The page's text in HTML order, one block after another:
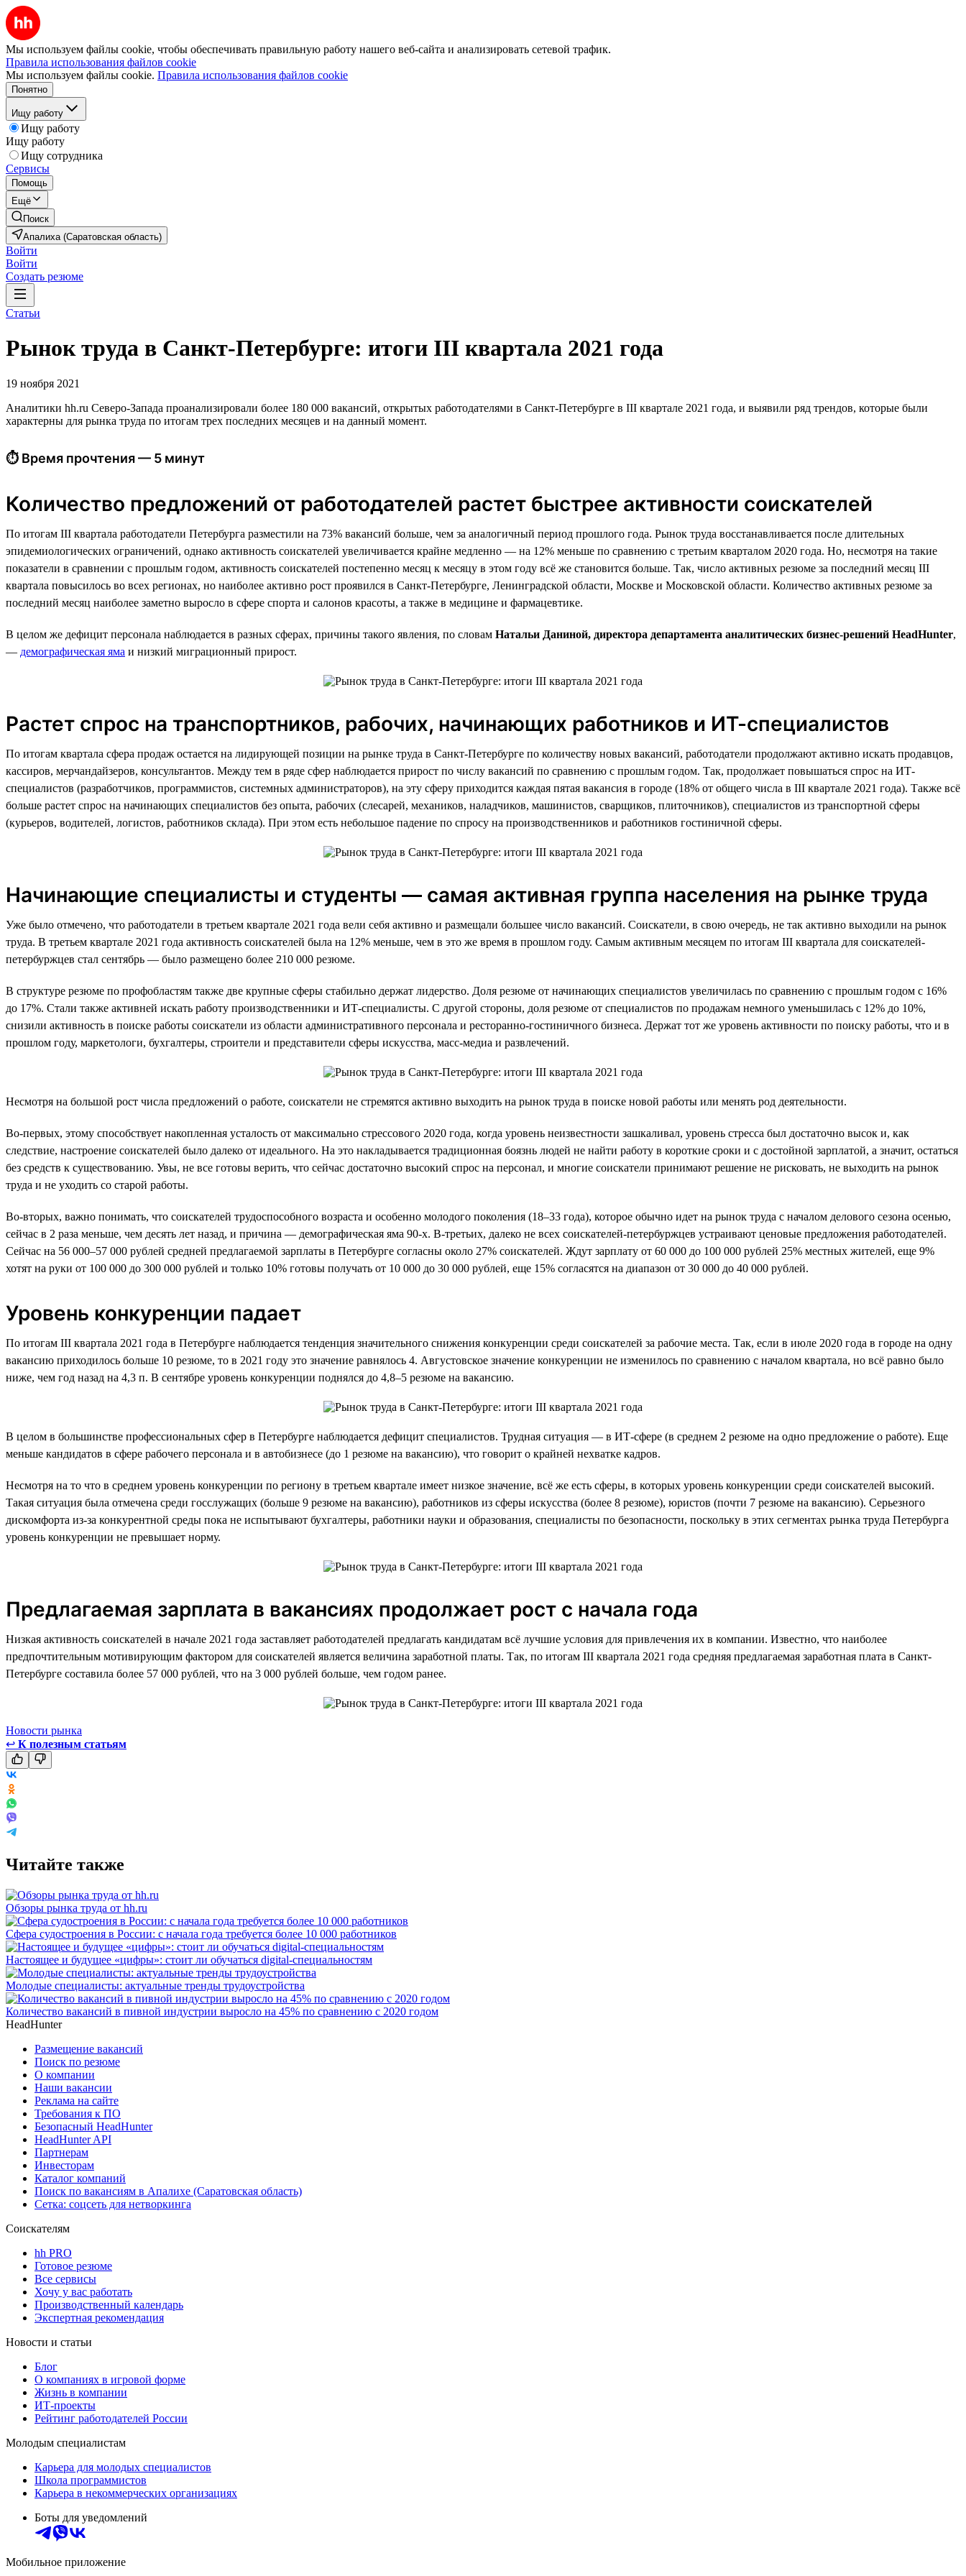
Мы используем файлы cookie, чтобы обеспечивать правильную работу нашего веб-сайта и анализировать сетевой трафик.
Правила использования файлов cookie
Мы используем файлы cookie. Правила использования файлов cookie
Понятно
Ищу работу
Ищу работу
Ищу работу
Ищу сотрудника
Сервисы
Помощь
Ещё
Поиск
Апалиха (Саратовская область)
Войти
Войти
Создать резюме
Статьи
Рынок труда в Санкт-Петербурге: итоги III квартала 2021 года
19 ноября 2021
Аналитики hh.ru Северо-Запада проанализировали более 180 000 вакансий, открытых работодателями в Санкт-Петербурге в III квартале 2021 года, и выявили ряд трендов, которые были
характерны для рынка труда по итогам трех последних месяцев и на данный момент.
⏱ Время прочтения — 5 минут
Количество предложений от работодателей растет быстрее активности соискателей
По итогам III квартала работодатели Петербурга разместили на 73% вакансий больше, чем за аналогичный период прошлого года. Рынок труда восстанавливается после длительных
эпидемиологических ограничений, однако активность соискателей увеличивается крайне медленно — на 12% меньше по сравнению с третьим кварталом 2020 года. Но, несмотря на такие
показатели в сравнении с прошлым годом, активность соискателей постепенно месяц к месяцу в этом году всё же становится больше. Так, число активных резюме за последний месяц III
квартала повысилось во всех регионах, но наиболее активно рост проявился в Санкт-Петербурге, Ленинградской области, Москве и Московской области. Количество активных резюме за
последний месяц наиболее заметно выросло в сфере спорта и салонов красоты, а также в медицине и фармацевтике.
В целом же дефицит персонала наблюдается в разных сферах, причины такого явления, по словам Натальи Даниной, директора департамента аналитических бизнес-решений HeadHunter,
— демографическая яма и низкий миграционный прирост.
Растет спрос на транспортников, рабочих, начинающих работников и ИТ-специалистов
По итогам квартала сфера продаж остается на лидирующей позиции на рынке труда в Санкт-Петербурге по количеству новых вакансий, работодатели продолжают активно искать продавцов,
кассиров, мерчандайзеров, консультантов. Между тем в ряде сфер наблюдается прирост по числу вакансий по сравнению с прошлым годом. Так, продолжает повышаться спрос на ИТ-
специалистов (разработчиков, программистов, системных администраторов), на эту сферу приходится каждая пятая вакансия в городе (18% от общего числа в III квартале 2021 года). Также всё
больше растет спрос на начинающих специалистов без опыта, рабочих (слесарей, механиков, наладчиков, машинистов, сварщиков, плиточников), специалистов из транспортной сферы
(курьеров, водителей, логистов, работников склада). При этом есть небольшое падение по спросу на производственников и работников гостиничной сферы.
Начинающие специалисты и студенты — самая активная группа населения на рынке труда
Уже было отмечено, что работодатели в третьем квартале 2021 года вели себя активно и размещали большее число вакансий. Соискатели, в свою очередь, не так активно выходили на рынок
труда. В третьем квартале 2021 года активность соискателей была на 12% меньше, чем в это же время в прошлом году. Самым активным месяцем по итогам III квартала для соискателей-
петербуржцев стал сентябрь — было размещено более 210 000 резюме.
В структуре резюме по профобластям также две крупные сферы стабильно держат лидерство. Доля резюме от начинающих специалистов увеличилась по сравнению с прошлым годом c 16%
до 17%. Стали также активней искать работу производственники и ИТ-специалисты. С другой стороны, доля резюме от специалистов по продажам немного уменьшилась с 12% до 10%,
снизили активность в поиске работы соискатели из области административного персонала и ресторанно-гостиничного бизнеса. Держат тот же уровень активности по поиску работы, что и в
прошлом году, маркетологи, бухгалтеры, строители и представители сферы искусства, масс-медиа и развлечений.
Несмотря на большой рост числа предложений о работе, соискатели не стремятся активно выходить на рынок труда в поиске новой работы или менять род деятельности.
Во-первых, этому способствует накопленная усталость от максимально стрессового 2020 года, когда уровень неизвестности зашкаливал, уровень стресса был достаточно высок и, как
следствие, настроение соискателей было далеко от идеального. На это накладывается традиционная боязнь людей не найти работу в короткие сроки и с достойной зарплатой, а значит, остаться
без средств к существованию. Увы, не все готовы верить, что сейчас достаточно высокий спрос на персонал, и многие соискатели принимают решение не рисковать, не выходить на рынок
труда и не уходить со старой работы.
Во-вторых, важно понимать, что соискателей трудоспособного возраста и особенно молодого поколения (18–33 года), которое обычно идет на рынок труда с началом делового сезона осенью,
сейчас в 2 раза меньше, чем десять лет назад, и причина — демографическая яма 90-х. В-третьих, далеко не всех соискателей-петербуржцев устраивают ценовые предложения работодателей.
Сейчас на 56 000–57 000 рублей средней предлагаемой зарплаты в Петербурге согласны около 27% соискателей. Ждут зарплату от 60 000 до 100 000 рублей 25% местных жителей, еще 9%
хотят на руки от 100 000 до 300 000 рублей и только 10% готовы получать от 10 000 до 30 000 рублей, еще 15% согласятся на диапазон от 30 000 до 40 000 рублей.
Уровень конкуренции падает
По итогам III квартала 2021 года в Петербурге наблюдается тенденция значительного снижения конкуренции среди соискателей за рабочие места. Так, если в июле 2020 года в городе на одну
вакансию приходилось больше 10 резюме, то в 2021 году это значение равнялось 4. Августовское значение конкуренции не изменилось по сравнению с началом квартала, но всё равно было
ниже, чем год назад на 4,3 п. В сентябре уровень конкуренции поднялся до 4,8–5 резюме на вакансию.
В целом в большинстве профессиональных сфер в Петербурге наблюдается дефицит специалистов. Трудная ситуация — в ИТ-сфере (в среднем 2 резюме на одно предложение о работе). Еще
меньше кандидатов в сфере рабочего персонала и в автобизнесе (до 1 резюме на вакансию), что говорит о крайней нехватке кадров.
Несмотря на то что в среднем уровень конкуренции по региону в третьем квартале имеет низкое значение, всё же есть сферы, в которых уровень конкуренции среди соискателей высокий.
Такая ситуация была отмечена среди госслужащих (больше 9 резюме на вакансию), работников из сферы искусства (более 8 резюме), юристов (почти 7 резюме на вакансию). Серьезного
дискомфорта из-за конкурентной среды пока не испытывают бухгалтеры, работники науки и образования, специалисты по безопасности, поскольку в этих сегментах рынка труда Петербурга
уровень конкуренции не превышает норму.
Предлагаемая зарплата в вакансиях продолжает рост с начала года
Низкая активность соискателей в начале 2021 года заставляет работодателей предлагать кандидатам всё лучшие условия для привлечения их в компании. Известно, что наиболее
предпочтительным мотивирующим фактором для соискателей является величина заработной платы. Так, по итогам III квартала 2021 года средняя предлагаемая заработная плата в Санкт-
Петербурге составила более 57 000 рублей, что на 3 000 рублей больше, чем годом ранее.
Новости рынка
↩ К полезным статьям
Читайте также
Обзоры рынка труда от hh.ru
Сфера судостроения в России: с начала года требуется более 10 000 работников
Настоящее и будущее «цифры»: стоит ли обучаться digital-специальностям
Молодые специалисты: актуальные тренды трудоустройства
Количество вакансий в пивной индустрии выросло на 45% по сравнению с 2020 годом
HeadHunter
Размещение вакансий
Поиск по резюме
О компании
Наши вакансии
Реклама на сайте
Требования к ПО
Безопасный HeadHunter
HeadHunter API
Партнерам
Инвесторам
Каталог компаний
Поиск по вакансиям в Апалихе (Саратовская область)
Сетка: соцсеть для нетворкинга
Соискателям
hh PRO
Готовое резюме
Все сервисы
Хочу у вас работать
Производственный календарь
Экспертная рекомендация
Новости и статьи
Блог
О компаниях в игровой форме
Жизнь в компании
ИТ-проекты
Рейтинг работодателей России
Молодым специалистам
Карьера для молодых специалистов
Школа программистов
Карьера в некоммерческих организациях
Боты для уведомлений
Мобильное приложение